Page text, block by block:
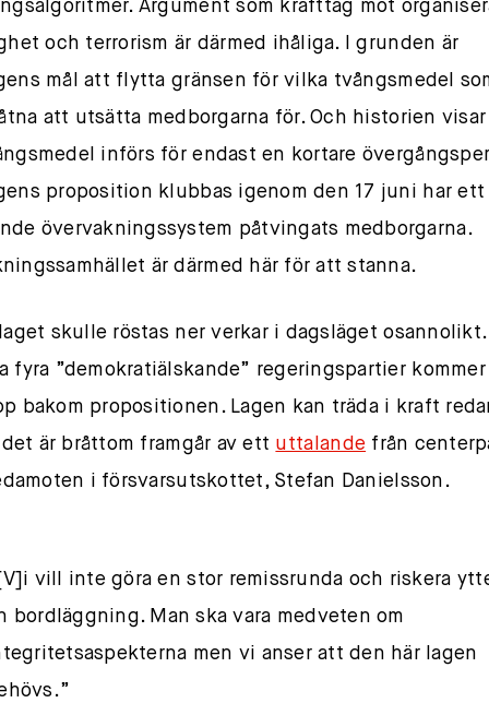
Argument som krafttag mot
och terrorism är därmed ihåliga. I grunden är
mål att flytta gränsen för vilka tvångsmedel
att utsätta medborgarna för. Och historien
införs för endast en kortare
proposition klubbas igenom den 17 juni har ett
övervakningssystem påtvingats medborgarna.
är därmed här för att stanna.
skulle röstas ner verkar i dagsläget osannolikt.
fyra ”demokratiälskande” regeringspartier
bakom propositionen. Lagen kan träda i kraft
är bråttom framgår av ett uttalande från
i försvarsutskottet, Stefan Danielsson.
V]i vill inte göra en stor remissrunda och riskera
bordläggning. Man ska vara medveten om
men vi anser att den här lagen